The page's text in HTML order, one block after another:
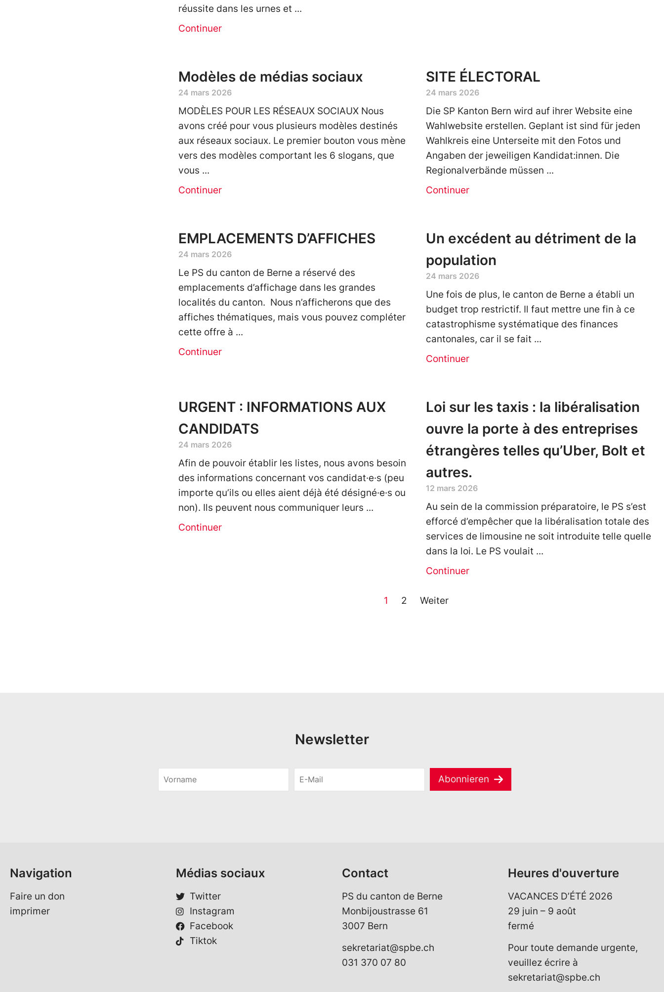
réussite dans les urnes et
Continuer
Modèles de médias sociaux
24 mars 2026
MODÈLES POUR LES RÉSEAUX SOCIAUX Nous
avons créé pour vous plusieurs modèles destinés
aux réseaux sociaux. Le premier bouton vous mène
vers des modèles comportant les 6 slogans, que
vous
Continuer
SITE ÉLECTORAL
24 mars 2026
Die SP Kanton Bern wird auf ihrer Website eine
Wahlwebsite erstellen. Geplant ist sind für jeden
Wahlkreis eine Unterseite mit den Fotos und
Angaben der jeweiligen Kandidat:innen. Die
Regionalverbände müssen
Continuer
EMPLACEMENTS D’AFFICHES
24 mars 2026
Le PS du canton de Berne a réservé des
emplacements d’affichage dans les grandes
localités du canton. Nous n’afficherons que des
affiches thématiques, mais vous pouvez compléter
cette offre à
Continuer
Un excédent au détriment de la
population
24 mars 2026
Une fois de plus, le canton de Berne a établi un
budget trop restrictif. Il faut mettre une fin à ce
catastrophisme systématique des finances
cantonales, car il se fait
Continuer
URGENT : INFORMATIONS AUX
CANDIDATS
24 mars 2026
Afin de pouvoir établir les listes, nous avons besoin
des informations concernant vos candidat·e·s (peu
importe qu’ils ou elles aient déjà été désigné·e·s ou
non). Ils peuvent nous communiquer leurs
Continuer
Loi sur les taxis : la libéralisation
ouvre la porte à des entreprises
étrangères telles qu’Uber, Bolt et
autres.
12 mars 2026
Au sein de la commission préparatoire, le PS s’est
efforcé d’empêcher que la libéralisation totale des
services de limousine ne soit introduite telle quelle
dans la loi. Le PS voulait
Continuer
1 2 Weiter
Newsletter
r
-
M
Abonnieren
Navigation
Faire un don
imprimer
Médias sociaux
Twitter
Instagram
Facebook
Tiktok
Contact
PS du canton de Berne
Monbijoustrasse 61
3007 Bern
sekretariat@spbe.ch
031 370 07 80
Heures d'ouverture
VACANCES D’ÉTÉ 2026
29 juin – 9 août
fermé
Pour toute demande urgente,
veuillez écrire à
sekretariat@spbe.ch